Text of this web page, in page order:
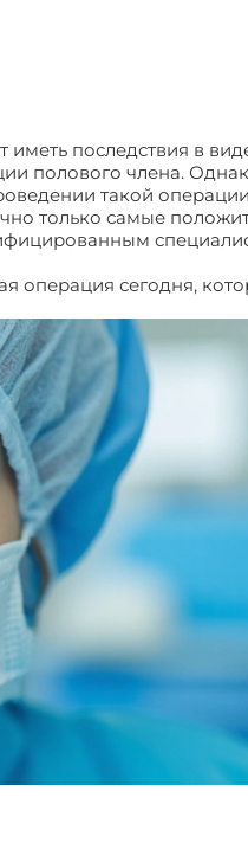
последствия в
полового члена.
такой
только самые
операция сегодня,